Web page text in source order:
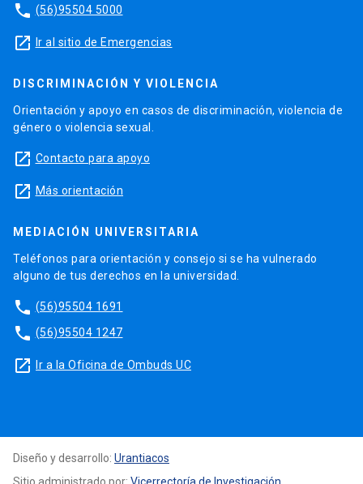
phone (56)95504 5000
launch Ir al sitio de Emergencias
DISCRIMINACIÓN Y VIOLENCIA
Orientación y apoyo en casos de discriminación, violencia de
género o violencia sexual.
launch Contacto para apoyo
launch Más orientación
MEDIACIÓN UNIVERSITARIA
Teléfonos para orientación y consejo si se ha vulnerado
alguno de tus derechos en la universidad.
phone (56)95504 1691
phone (56)95504 1247
launch Ir a la Oficina de Ombuds UC
Diseño y desarrollo: Urantiacos